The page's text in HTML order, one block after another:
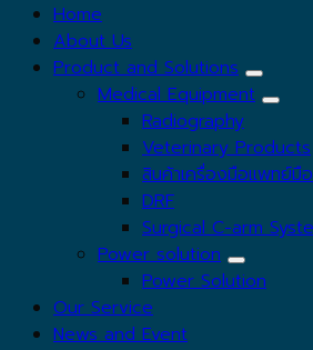
Home
About Us
Product and Solutions
Medical Equipment
Radiography
Veterinary Products
สินค้าเครื่องมือแพทย์มื
DRF
Surgical C-arm
Power solution
Power Solution
Our Service
News and Event